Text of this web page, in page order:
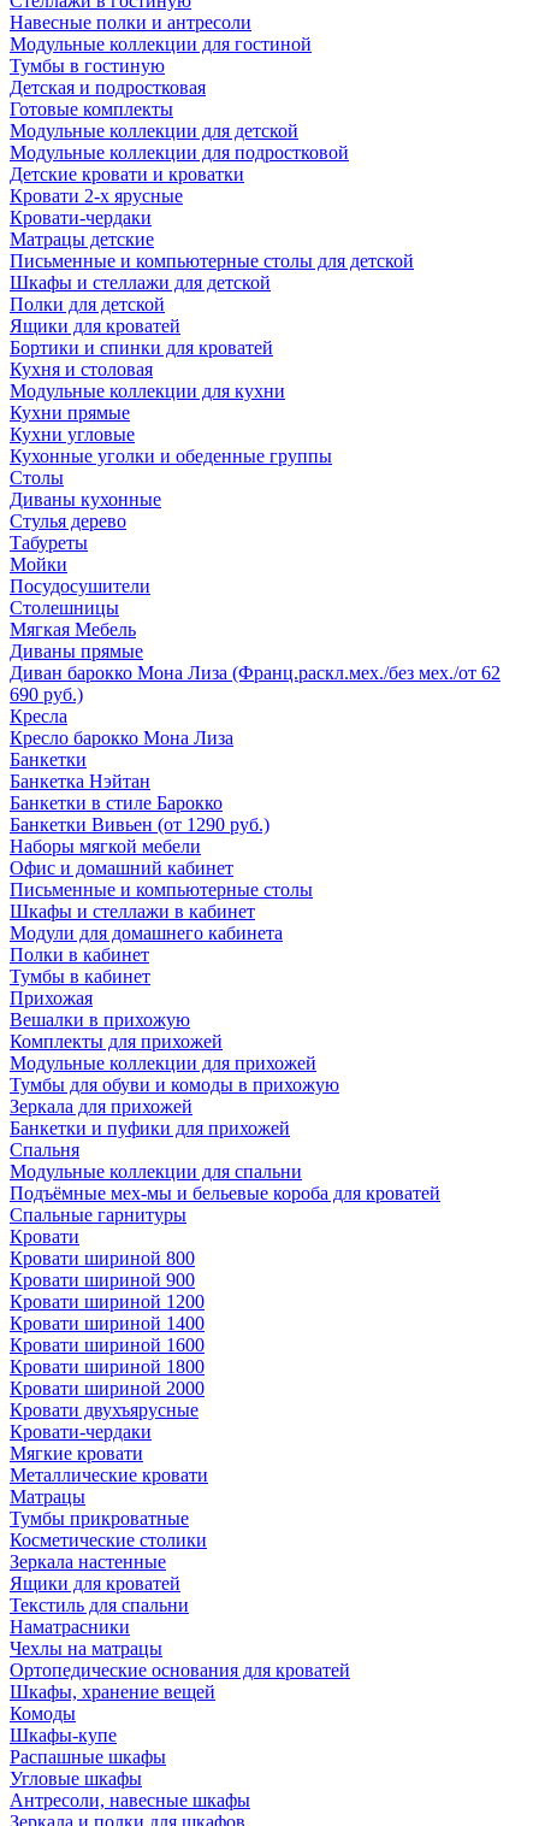
Навесные полки и антресоли
Модульные коллекции для гостиной
Тумбы в гостиную
Детская и подростковая
Готовые комплекты
Модульные коллекции для детской
Модульные коллекции для подростковой
Детские кровати и кроватки
Кровати 2-х ярусные
Кровати-чердаки
Матрацы детские
Письменные и компьютерные столы для детской
Шкафы и стеллажи для детской
Полки для детской
Ящики для кроватей
Бортики и спинки для кроватей
Кухня и столовая
Модульные коллекции для кухни
Кухни прямые
Кухни угловые
Кухонные уголки и обеденные группы
Столы
Диваны кухонные
Стулья дерево
Табуреты
Мойки
Посудосушители
Столешницы
Мягкая Мебель
Диваны прямые
Диван барокко Мона Лиза (Франц.раскл.мех./без мех./от 62
690 руб.)
Кресла
Кресло барокко Мона Лиза
Банкетки
Банкетка Нэйтан
Банкетки в стиле Барокко
Банкетки Вивьен (от 1290 руб.)
Наборы мягкой мебели
Офис и домашний кабинет
Письменные и компьютерные столы
Шкафы и стеллажи в кабинет
Модули для домашнего кабинета
Полки в кабинет
Тумбы в кабинет
Прихожая
Вешалки в прихожую
Комплекты для прихожей
Модульные коллекции для прихожей
Тумбы для обуви и комоды в прихожую
Зеркала для прихожей
Банкетки и пуфики для прихожей
Спальня
Модульные коллекции для спальни
Подъёмные мех-мы и бельевые короба для кроватей
Спальные гарнитуры
Кровати
Кровати шириной 800
Кровати шириной 900
Кровати шириной 1200
Кровати шириной 1400
Кровати шириной 1600
Кровати шириной 1800
Кровати шириной 2000
Кровати двухъярусные
Кровати-чердаки
Мягкие кровати
Металлические кровати
Матрацы
Тумбы прикроватные
Косметические столики
Зеркала настенные
Ящики для кроватей
Текстиль для спальни
Наматрасники
Чехлы на матрацы
Ортопедические основания для кроватей
Шкафы, хранение вещей
Комоды
Шкафы-купе
Распашные шкафы
Угловые шкафы
Антресоли, навесные шкафы
Зеркала и полки для шкафов